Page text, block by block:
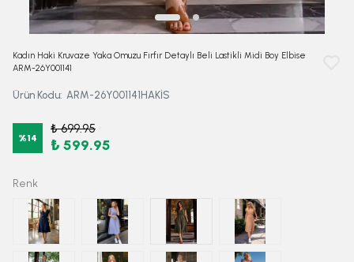
Kadın Haki Kruvaze Yaka Omuzu Fırfır Detaylı Beli Lastikli Midi Boy Elbise
ARM-26Y001141
Ürün Kodu: ARM-26Y001141HAKİS
%14
₺ 699.95
₺ 599.95
Renk